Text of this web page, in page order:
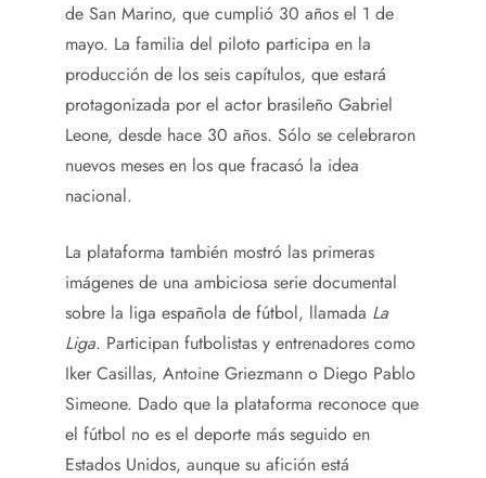
de San Marino, que cumplió 30 años el 1 de
mayo. La familia del piloto participa en la
producción de los seis capítulos, que estará
protagonizada por el actor brasileño Gabriel
Leone, desde hace 30 años. Sólo se celebraron
nuevos meses en los que fracasó la idea
nacional.
La plataforma también mostró las primeras
imágenes de una ambiciosa serie documental
sobre la liga española de fútbol, ​​llamada La
Liga. Participan futbolistas y entrenadores como
Iker Casillas, Antoine Griezmann o Diego Pablo
Simeone. Dado que la plataforma reconoce que
el fútbol no es el deporte más seguido en
Estados Unidos, aunque su afición está